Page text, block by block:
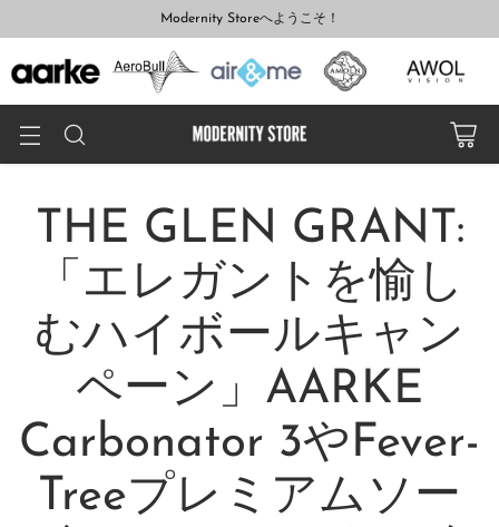
Modernity Storeへようこそ！
THE GLEN GRANT:
「エレガントを愉し
むハイボールキャン
ペーン」AARKE
Carbonator 3やFever-
Treeプレミアムソー